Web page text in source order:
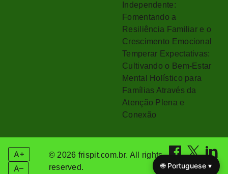
Independente:
Fomentando a
Resiliência Familiar e o
Crescimento Emocional
Temperar Expectativas:
Cultivando o Bem-Estar
Mental Holístico para
Famílias Através da
Atenção Plena e
Conexão
A+
A–
© 2026 frispit.com.br. All rights
reserved.
🌐 Portuguese ▾